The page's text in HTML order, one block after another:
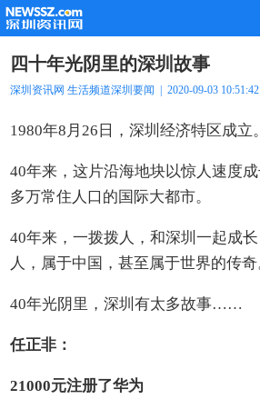
四十年光阴里的深圳故事
深圳资讯网 生活频道深圳要闻 | 2020-09-03 10:51:42
1980年8月26日，深圳经济特区成立。
40年来，这片沿海地块以惊人速度
多万常住人口的国际大都市。
40年来，一拨拨人，和深圳一起成
人，属于中国，甚至属于世界的传奇
40年光阴里，深圳有太多故事……
任正非：
21000元注册了华为